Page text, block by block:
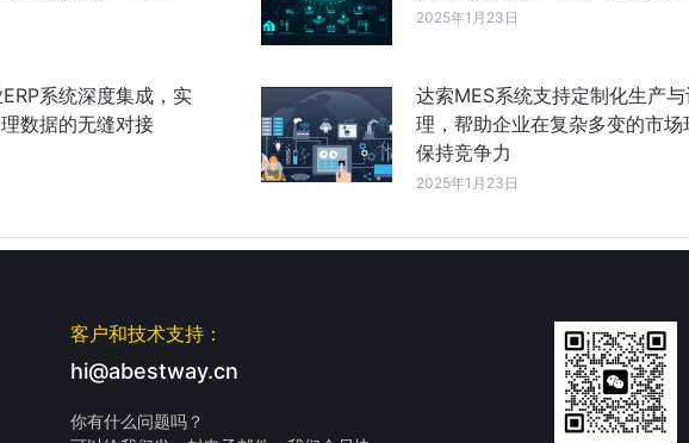
2025年1月23日
系统深度集成，实
数据的无缝对接
达索MES系统支持定制化生产
理，帮助企业在复杂多变的市场
保持竞争力
2025年1月23日
客户和技术支持：
hi@abestway.cn
你有什么问题吗？